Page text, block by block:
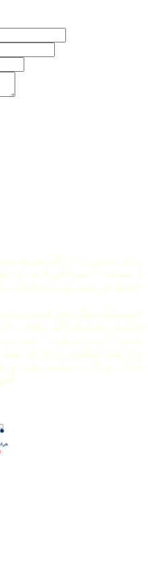
برای تماس با کارگاه صنایع
از ساعت 8 صبح الی 8 بعد از ظهر با شماره تلفن
حاصل فرمائید. ویا به سامانه
فروشگاه سنگ های قیمتی و
انگشتر نقره،کارگاه ساخت
خطی " کیمیا استون " ثبت
و ارشاد اسلامی و دارای
تجارت وزارت صنعت،معدن و